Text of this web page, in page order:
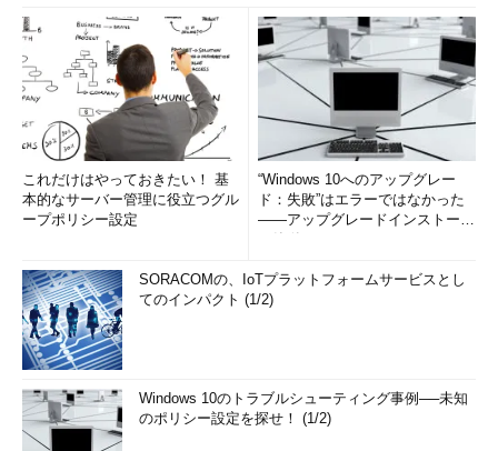
これだけはやっておきたい！ 基
本的なサーバー管理に役立つグル
ープポリシー設定
“Windows 10へのアップグレー
ド：失敗”はエラーではなかった
――アップグレードインストール
SORACOMの、IoTプラットフォームサービスとし
てのインパクト (1/2)
Windows 10のトラブルシューティング事例──未知
のポリシー設定を探せ！ (1/2)